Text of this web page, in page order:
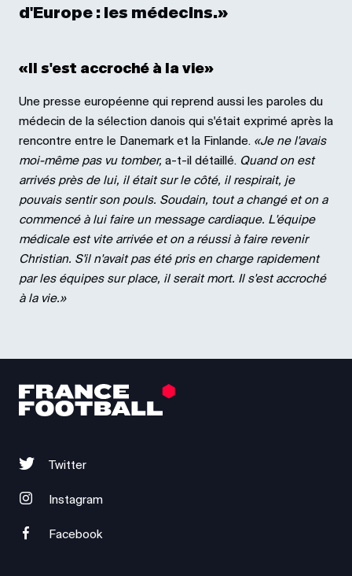
d'Europe : les médecins.»
«Il s'est accroché à la vie»
Une presse européenne qui reprend aussi les paroles du
médecin de la sélection danois qui s'était exprimé après la
rencontre entre le Danemark et la Finlande. «Je ne l'avais
moi-même pas vu tomber, a-t-il détaillé. Quand on est
arrivés près de lui, il était sur le côté, il respirait, je
pouvais sentir son pouls. Soudain, tout a changé et on a
commencé à lui faire un message cardiaque. L'équipe
médicale est vite arrivée et on a réussi à faire revenir
Christian. S'il n'avait pas été pris en charge rapidement
par les équipes sur place, il serait mort. Il s'est accroché
à la vie.»
Twitter
Instagram
Facebook